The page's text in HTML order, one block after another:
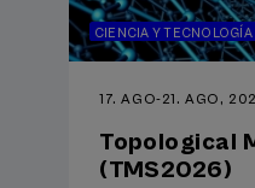
CIENCIA Y TECNOLOGÍA
17. AGO-21. AGO,
Topological
(TMS2026)